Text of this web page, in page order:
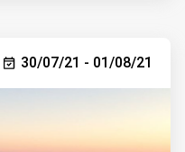
30/07/21 - 01/08/21